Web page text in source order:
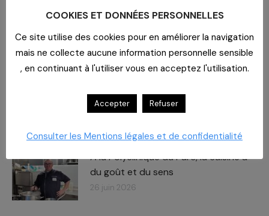
Journée des Partenaires
Le
rendez-vous approche !
8 juillet 2026
chiffres – des impacts​
À la Polyclinique du Parc, la cuisine a
du goût et du sens
26 juin 2026
COOKIES ET DONNÉES PERSONNELLES
Ce site utilise des cookies pour en améliorer la navigation
mais ne collecte aucune information personnelle sensible
, en continuant à l'utiliser vous en acceptez l'utilisation.
Accepter Refuser
Consulter les Mentions légales et de confidentialité